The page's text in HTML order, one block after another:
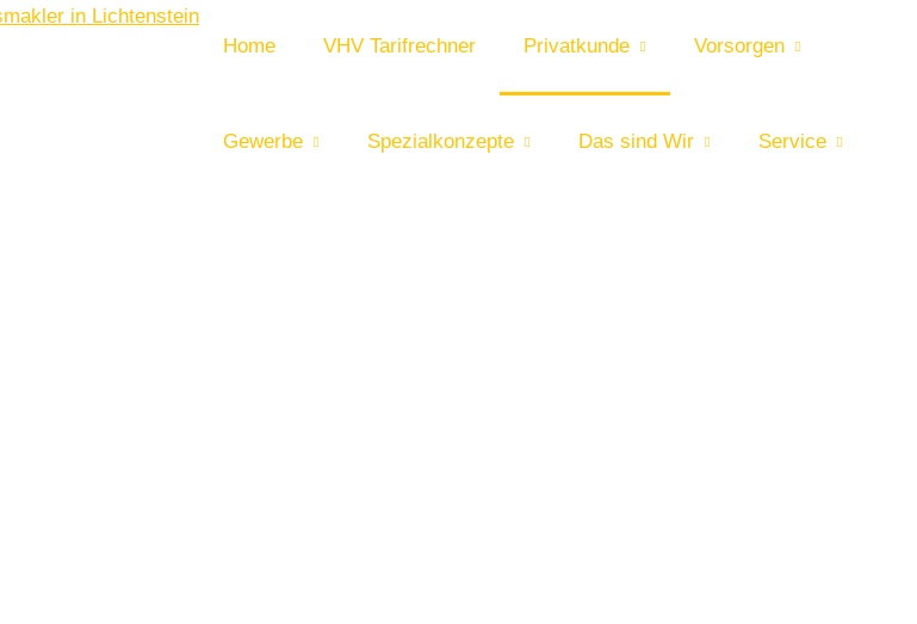
Home VHV Tarifrechner Privatkunde Vorsorgen
Gewerbe Spezialkonzepte Das sind Wir Service